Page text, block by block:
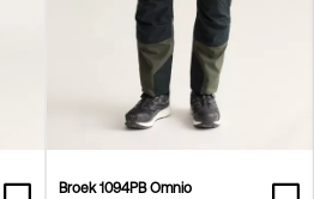
Broek 1094PB Omnio